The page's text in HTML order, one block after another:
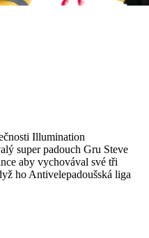
Illumination
super padouch Gru Steve
aby vychovával své tři
ho Antivelepadoušská liga